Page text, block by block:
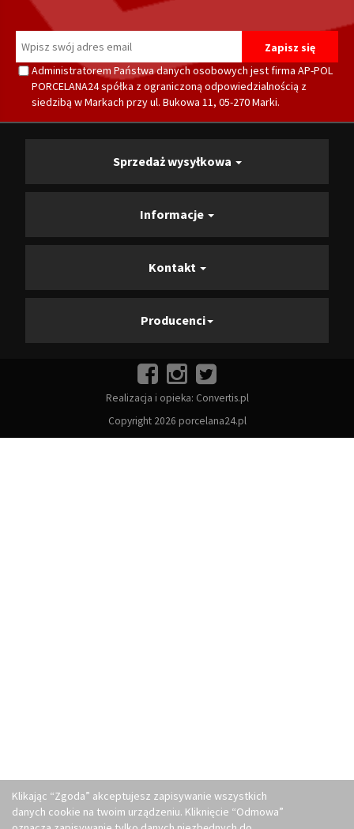
Administratorem Państwa danych osobowych jest firma AP-POL
PORCELANA24 spółka z ograniczoną odpowiedzialnością z
siedzibą w Markach przy ul. Bukowa 11, 05-270 Marki.
Sprzedaż wysyłkowa
Informacje
Kontakt
Producenci
Realizacja i opieka: Convertis.pl
Copyright 2026 porcelana24.pl
Klikając “Zgoda” akceptujesz zapisywanie wszystkich
danych cookie na twoim urządzeniu. Kliknięcie “Odmowa”